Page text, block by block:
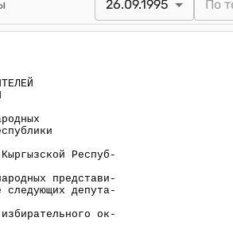
26.09.1995